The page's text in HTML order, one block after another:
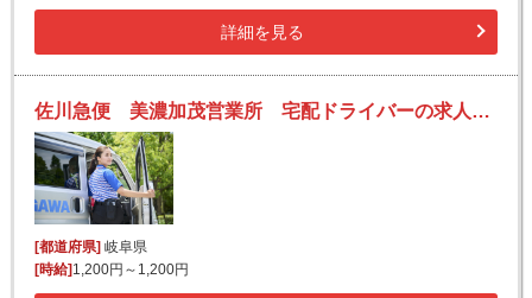
詳細を見る
佐川急便 美濃加茂営業所 宅配ドライバーの求人！未経験歓迎！先輩たちがサポートします♪
[都道府県]岐阜県
[時給]1,200円～1,200円